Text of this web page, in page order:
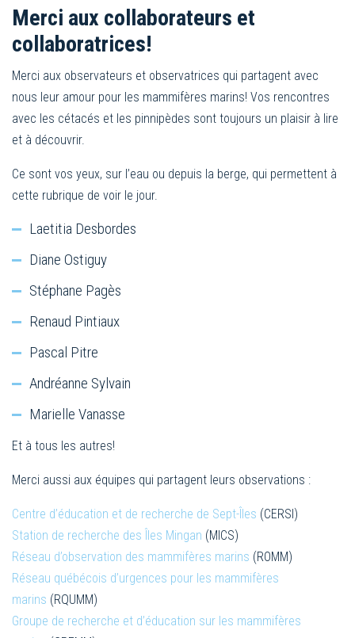
Merci aux collaborateurs et
collaboratrices!
Merci aux observateurs et observatrices qui partagent avec
nous leur amour pour les mammifères marins! Vos rencontres
avec les cétacés et les pinnipèdes sont toujours un plaisir à lire
et à découvrir.
Ce sont vos yeux, sur l’eau ou depuis la berge, qui permettent à
cette rubrique de voir le jour.
Laetitia Desbordes
Diane Ostiguy
Stéphane Pagès
Renaud Pintiaux
Pascal Pitre
Andréanne Sylvain
Marielle Vanasse
Et à tous les autres!
Merci aussi aux équipes qui partagent leurs observations :
Centre d’éducation et de recherche de Sept-Îles (CERSI)
Station de recherche des Îles Mingan (MICS)
Réseau d’observation des mammifères marins (ROMM)
Réseau québécois d’urgences pour les mammifères
marins (RQUMM)
Groupe de recherche et d’éducation sur les mammifères